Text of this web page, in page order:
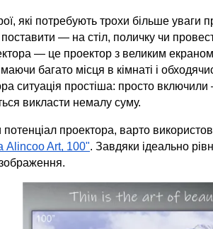
які потребують трохи більше уваги
поставити — на стіл, поличку чи
— це проектор з великим
багато місця в кімнаті і
ситуація простіша: просто
викласти немалу суму.
проектора, варто
Alincoo Art, 100". Завдяки ідеально
зображення.